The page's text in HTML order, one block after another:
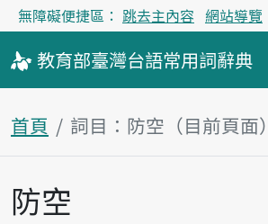
無障礙便捷區： 跳去主內容 網站導覽
教育部臺灣台語常用詞辭典
首頁 詞目：防空（目前頁面）
主內容區塊
防空